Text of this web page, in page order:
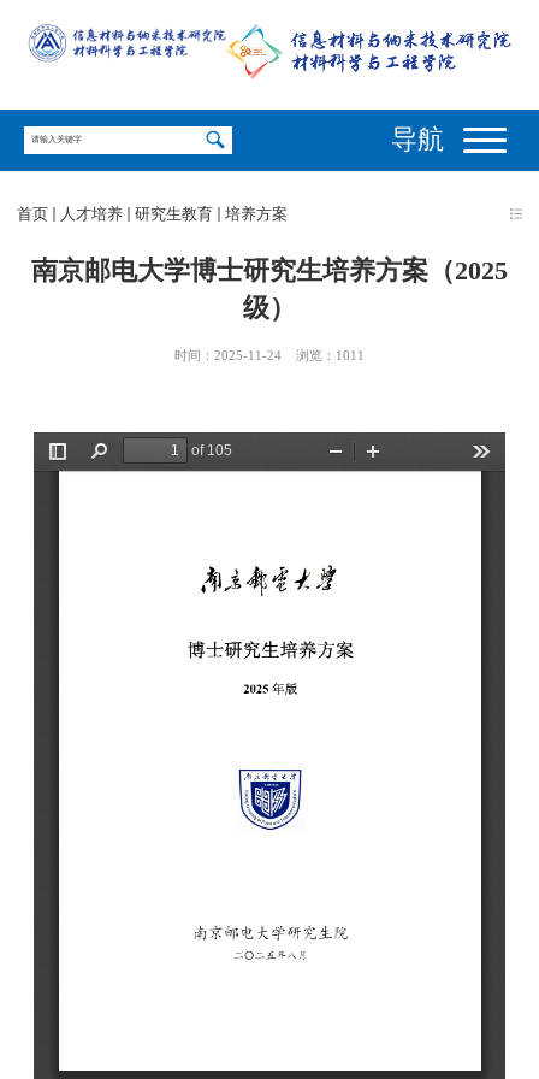
导航
首页 人才培养 研究生教育 培养方案
南京邮电大学博士研究生培养方案（2025
级）
时间：2025-11-24 浏览： 1011